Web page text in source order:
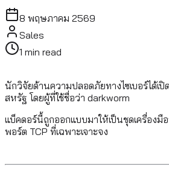
8 พฤษภาคม 2569
Sales
1 min read
นักวิจัยด้านความปลอดภัยทางไซเบอร์ได้เ
สหรัฐ โดยผู้ที่ใช้ชื่อว่า darkworm
แบ็คดอร์นี้ถูกออกแบบมาให้เป็นชุดเครื่องมื
พอร์ต TCP ที่เฉพาะเจาะจง